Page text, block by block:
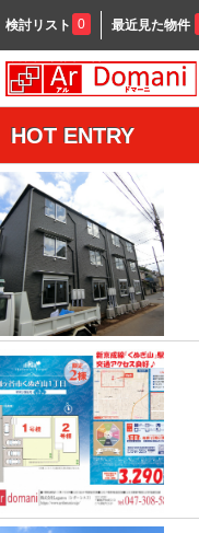
検討リスト 0 最近見た物件
HOT ENTRY